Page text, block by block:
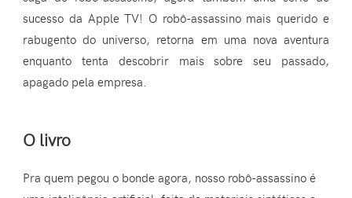
sucesso da Apple TV! O robô-assassino mais querido e
rabugento do universo, retorna em uma nova aventura
enquanto tenta descobrir mais sobre seu passado,
apagado pela empresa.
O livro
Pra quem pegou o bonde agora, nosso robô-assassino é